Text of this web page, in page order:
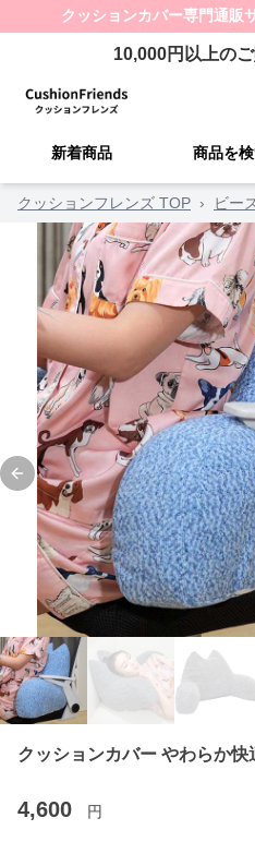
クッションカバー専門通販
10,000円以上の
新着商品 商品を
クッションフレンズ TOP › ビー
Previous slide
クッションカバー やわらか
4,600 円